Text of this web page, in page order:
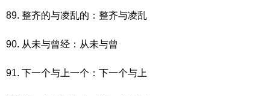
89. 整齐的与凌乱的：整齐与凌乱
90. 从未与曾经：从未与曾
91. 下一个与上一个：下一个与上